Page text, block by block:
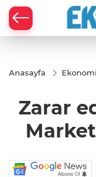
Anasayfa Ekonomi
Zarar